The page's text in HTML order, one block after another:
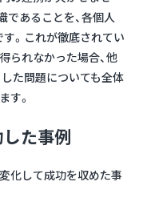
あることを、各個人
す。これが徹底されてい
られなかった場合、他
た問題についても全体
す。
た事例
化して成功を収めた事